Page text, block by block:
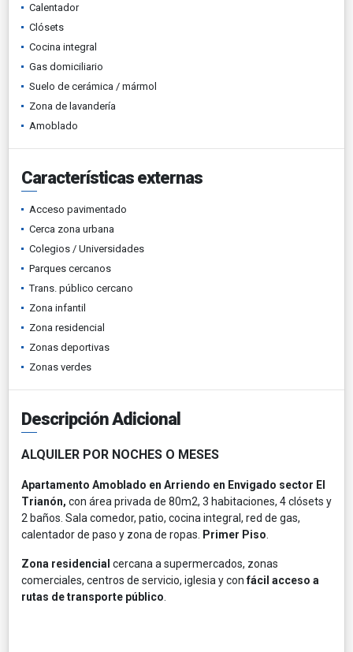
Calentador
Clósets
Cocina integral
Gas domiciliario
Suelo de cerámica / mármol
Zona de lavandería
Amoblado
Características externas
Acceso pavimentado
Cerca zona urbana
Colegios / Universidades
Parques cercanos
Trans. público cercano
Zona infantil
Zona residencial
Zonas deportivas
Zonas verdes
Descripción Adicional
ALQUILER POR NOCHES O MESES
Apartamento Amoblado en Arriendo en Envigado sector El
Trianón, con área privada de 80m2, 3 habitaciones, 4 clósets y
2 baños. Sala comedor, patio, cocina integral, red de gas,
calentador de paso y zona de ropas.
Primer Piso
Zona residencial cercana a supermercados, zonas
comerciales, centros de servicio, iglesia y confácil acceso a
rutas de transporte público